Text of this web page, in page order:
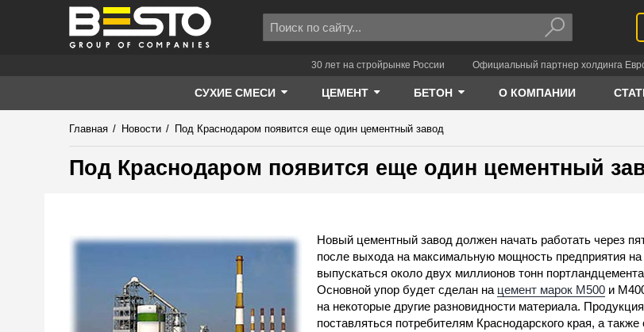
30 лет на стройрынке России Официальный партнер холдинга
СУХИЕ СМЕСИ ЦЕМЕНТ БЕТОН О КОМПАНИИ
Главная / Новости / Под Краснодаром появится еще один цементный завод
Под Краснодаром появится еще один цементный
Новый цементный завод должен начать работать через
после выхода на максимальную мощность предприятия
выпускаться около двух миллионов тонн
Основной упор будет сделан на цемент марок М500 и
на некоторые другие разновидности материала.
поставляться потребителям Краснодарского края, а